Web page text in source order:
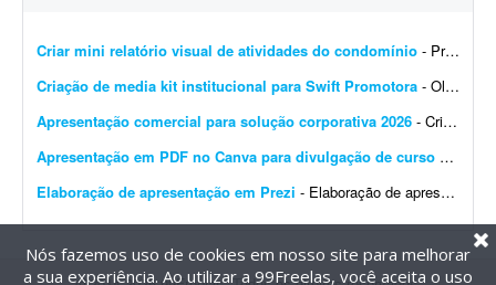
Criar mini relatório visual de atividades do condomínio - Procuro um(a) freelancer para produzir um mini relatório visual das atividades executadas em um condomínio que administro, a partir de fotos que eu envio. Como funciona: - Envio as ...
Criação de media kit institucional para Swift Promotora - Olá! :) Estou procurando um designer gráfico com experiência em apresentações, materiais institucionais e comerciais para criar um media kit da Swift Promotora. ...
Apresentação comercial para solução corporativa 2026 - Criação de apresentação para venda de solução corporativa em 2026. Aproximadamente 15 a 17 slides. Sumarizar as informações de forma estrat...
Apresentação em PDF no Canva para divulgação de curso de estética
Elaboração de apresentação em Prezi - Elaboração de apresentação em Prezi. O que será disponibilizado para você? 1. Você terá acesso a um arquivo com os tópicos da apresenta...
Nós fazemos uso de cookies em nosso site para melhorar
a sua experiência. Ao utilizar a 99Freelas, você aceita o uso